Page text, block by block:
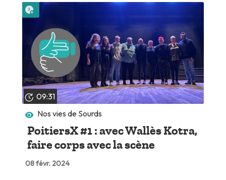
09:31
Nos vies de Sourds
PoitiersX #1 : avec Wallès Kotra,
faire corps avec la scène
08 févr. 2024
Lire plus tard